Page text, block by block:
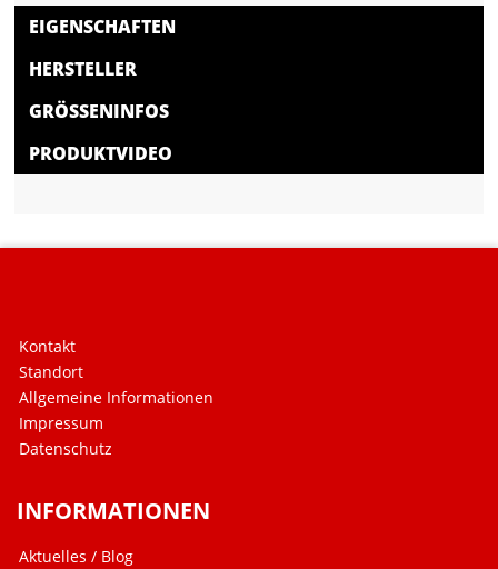
EIGENSCHAFTEN
HERSTELLER
GRÖSSENINFOS
PRODUKTVIDEO
Kontakt
Standort
Allgemeine Informationen
Impressum
Datenschutz
INFORMATIONEN
Aktuelles / Blog